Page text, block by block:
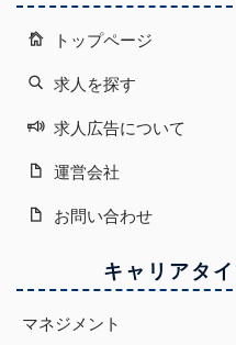
トップページ
求人を探す
求人広告について
運営会社
お問い合わせ
キャリアタ
マネジメント